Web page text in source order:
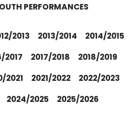
PERFORMANCES
2013 2013/2014
2014/2015
2017 2017/2018
2018/2019
2021 2021/2022
2022/2023
2024/2025 2025/2026